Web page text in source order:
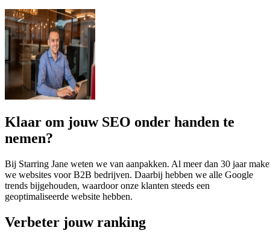
Klaar om jouw SEO onder handen te
nemen?
Bij Starring Jane weten we van aanpakken. Al meer dan 30 jaar
we websites voor B2B bedrijven. Daarbij hebben we alle Google
trends bijgehouden, waardoor onze klanten steeds een
geoptimaliseerde website hebben.
Verbeter jouw ranking